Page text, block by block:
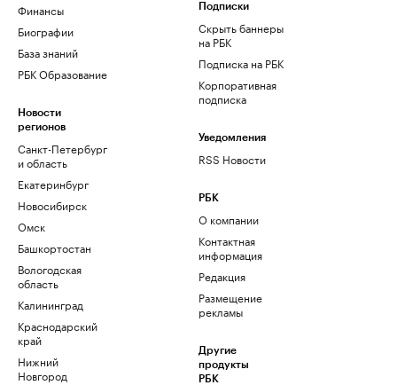
Финансы
Биографии
База знаний
РБК Образование
Новости
регионов
Санкт-Петербург
и область
Екатеринбург
Новосибирск
Омск
Башкортостан
Вологодская
область
Калининград
Краснодарский
край
Нижний
Новгород
Подписки
Скрыть баннеры
на РБК
Подписка на РБК
Корпоративная
подписка
Уведомления
RSS Новости
РБК
О компании
Контактная
информация
Редакция
Размещение
рекламы
Другие
продукты
РБК